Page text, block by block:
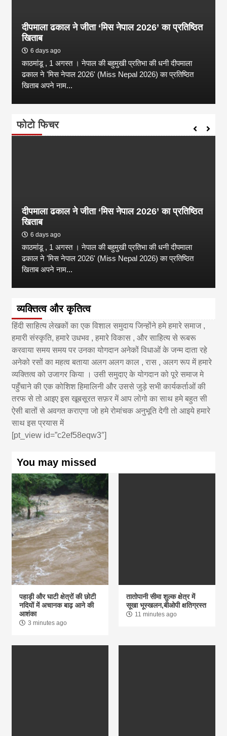
दीपमाला ढकाल ने जीता ‘मिस नेपाल 2026’ का प्रतिष्ठित
खिताब
6 days ago
काठमांडू , 1 अगस्त । नेपाल की बहुमुखी प्रतिभा की धनी दीपमाला
ढकाल ने 'मिस नेपाल 2026' (Miss Nepal 2026) का प्रतिष्ठित
खिताब अपने नाम...
फोटो फिचर
दीपमाला ढकाल ने जीता ‘मिस नेपाल 2026’ का प्रतिष्ठित
खिताब
6 days ago
काठमांडू , 1 अगस्त । नेपाल की बहुमुखी प्रतिभा की धनी दीपमाला
ढकाल ने 'मिस नेपाल 2026' (Miss Nepal 2026) का प्रतिष्ठित
खिताब अपने नाम...
व्यक्तित्व और कृतित्व
हिंदी साहित्य लेखकों का एक विशाल समुदाय जिन्होंने हमे हमारे समाज ,
हमारी संस्कृति, हमारे उधभव , हमारे विकास , और साहित्य से रूबरू
करवाया समय समय पर उनका योगदान अनेकों विधाओं के जन्म दाता रहे
अनेको रसों का महत्व बताया अलग अलग काल , रास , अलग रूप में हमारे
व्यक्तित्व को उजागर किया । उसी समुदाए के योगदान को पूरे समाज मे
पहुँचाने की एक कोशिश हिमालिनी और उससे जुड़े सभी कार्यकर्ताओं की
तरफ से तो आइए इस खूबसूरत सफ़र में आप लोगो का साथ हमे बहुत सी
ऐसी बातों से अवगत कराएगा जो हमे रोमांचक अनुभूति देगी तो आइये हमारे
साथ इस प्रयास में
[pt_view id=”c2ef58eqw3″]
You may missed
पहाड़ी और घाटी क्षेत्रों की छोटी
नदियों में अचानक बाढ़ आने की
आशंका
3 minutes ago
तातोपानी सीमा शुल्क क्षेत्र में
सूखा भूस्खलन,बीओपी क्षतिग्रस्त
11 minutes ago